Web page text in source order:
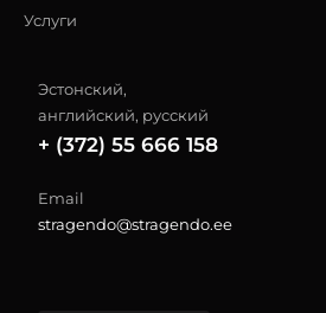
Услуги
Эстонский,
английский, русский
+ (372) 55 666 158
Email
stragendo@stragendo.ee